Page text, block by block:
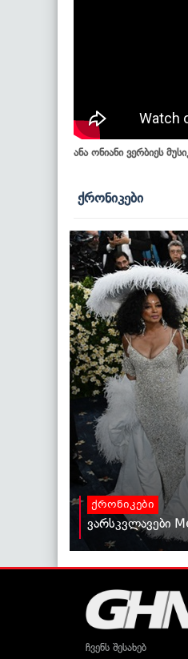
ანა ონიანი ვერბიეს
ქრონიკები
ქრონიკები
ვარსკვლავები
ჩვენს შესახებ